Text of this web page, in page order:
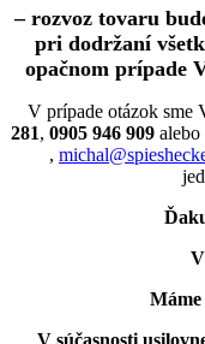
– rozvoz tovaru
pri dodržaní
opačnom prípade
V prípade otázok sme
281, 0905 946 909 alebo
,